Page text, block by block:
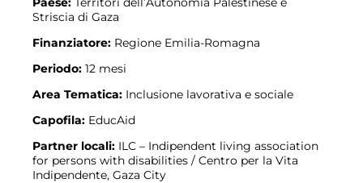
Striscia di Gaza
Finanziatore: Regione Emilia-Romagna
Periodo: 12 mesi
Area Tematica: Inclusione lavorativa e sociale
Capofila: EducAid
Partner locali: ILC – Indipendent living association
for persons with disabilities / Centro per la Vita
Indipendente, Gaza City